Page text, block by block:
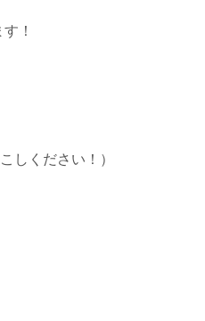
！
しください！）